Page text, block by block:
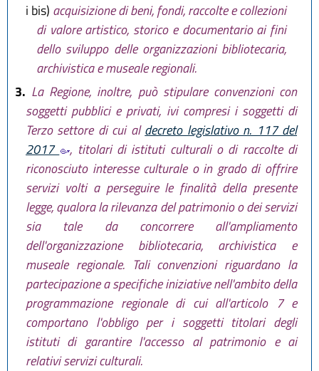
i bis) acquisizione di beni, fondi, raccolte e collezioni
di valore artistico, storico e documentario ai fini
dello sviluppo delle organizzazioni bibliotecaria,
archivistica e museale regionali.
3. La Regione, inoltre, può stipulare convenzioni con
soggetti pubblici e privati, ivi compresi i soggetti di
Terzo settore di cui aldecreto legislativo n. 117 del
2017
, titolari di istituti culturali o di raccolte di
riconosciuto interesse culturale o in grado di offrire
servizi volti a perseguire le finalità della presente
legge, qualora la rilevanza del patrimonio o dei servizi
sia tale da concorrere all'ampliamento
dell'organizzazione bibliotecaria, archivistica e
museale regionale. Tali convenzioni riguardano la
partecipazione a specifiche iniziative nell'ambito della
programmazione regionale di cui all'articolo 7 e
comportano l'obbligo per i soggetti titolari degli
istituti di garantire l'accesso al patrimonio e ai
relativi servizi culturali.